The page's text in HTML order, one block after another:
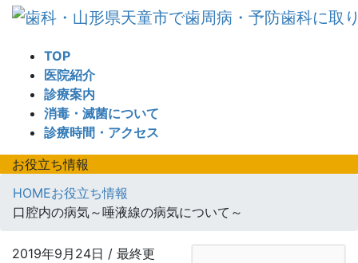
TOP
医院紹介
診療案内
消毒・滅菌について
診療時間・アクセス
お役立ち情報
HOMEお役立ち情報
口腔内の病気～唾液線の病気について～
2019年9月24日 / 最終更